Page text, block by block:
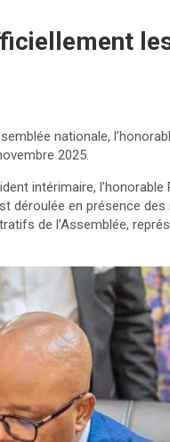
nationale,
2025.
intérimaire, l’honorable
déroulée en présence des
de l’Assemblée,